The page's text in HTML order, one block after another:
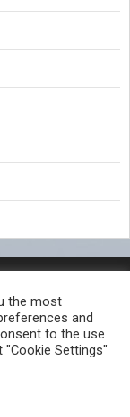
КАРАКТЕР
КОРИСНИ ЛИНКОВИ
МАКЕДОНИЈА •
the most
and
to the use
"Cookie Settings"